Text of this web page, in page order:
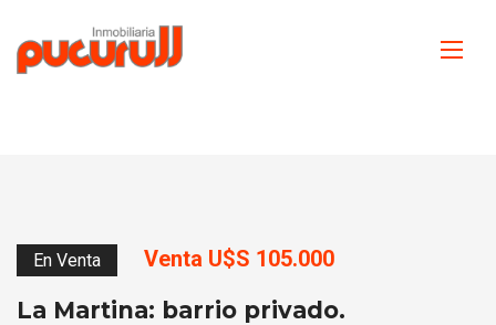
En Venta Venta U$S 105.000
La Martina: barrio privado.